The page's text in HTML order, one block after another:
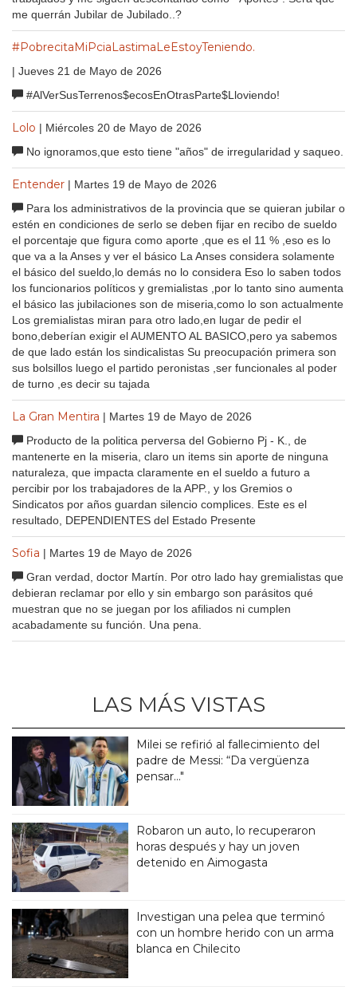
me querrán Jubilar de Jubilado..?
#PobrecitaMiPciaLastimaLeEstoyTeniendo.
| Jueves 21 de Mayo de 2026
#AlVerSusTerrenos$ecosEnOtrasParte$Lloviendo!
Lolo | Miércoles 20 de Mayo de 2026
No ignoramos,que esto tiene "años" de irregularidad y saqueo.
Entender | Martes 19 de Mayo de 2026
Para los administrativos de la provincia que se quieran jubilar o
estén en condiciones de serlo se deben fijar en recibo de sueldo
el porcentaje que figura como aporte ,que es el 11 % ,eso es lo
que va a la Anses y ver el básico La Anses considera solamente
el básico del sueldo,lo demás no lo considera Eso lo saben todos
los funcionarios políticos y gremialistas ,por lo tanto sino aumenta
el básico las jubilaciones son de miseria,como lo son actualmente
Los gremialistas miran para otro lado,en lugar de pedir el
bono,deberían exigir el AUMENTO AL BASICO,pero ya sabemos
de que lado están los sindicalistas Su preocupación primera son
sus bolsillos luego el partido peronistas ,ser funcionales al poder
de turno ,es decir su tajada
La Gran Mentira | Martes 19 de Mayo de 2026
Producto de la politica perversa del Gobierno Pj - K., de
mantenerte en la miseria, claro un items sin aporte de ninguna
naturaleza, que impacta claramente en el sueldo a futuro a
percibir por los trabajadores de la APP., y los Gremios o
Sindicatos por años guardan silencio complices. Este es el
resultado, DEPENDIENTES del Estado Presente
Sofia | Martes 19 de Mayo de 2026
Gran verdad, doctor Martín. Por otro lado hay gremialistas que
debieran reclamar por ello y sin embargo son parásitos qué
muestran que no se juegan por los afiliados ni cumplen
acabadamente su función. Una pena.
LAS MÁS VISTAS
Milei se refirió al fallecimiento del
padre de Messi: “Da vergüenza
pensar..."
Robaron un auto, lo recuperaron
horas después y hay un joven
detenido en Aimogasta
Investigan una pelea que terminó
con un hombre herido con un arma
blanca en Chilecito